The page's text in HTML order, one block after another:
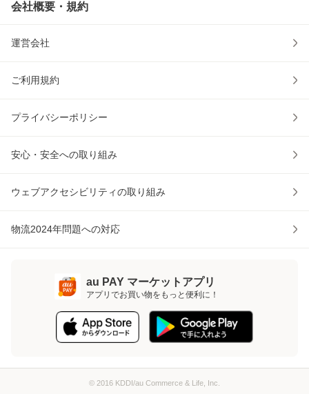
会社概要・規約
運営会社
ご利用規約
プライバシーポリシー
安心・安全への取り組み
ウェブアクセシビリティの取り組み
物流2024年問題への対応
au PAY マーケットアプリ
アプリでお買い物をもっと便利に！
© 2016 KDDI/au Commerce & Life, Inc.